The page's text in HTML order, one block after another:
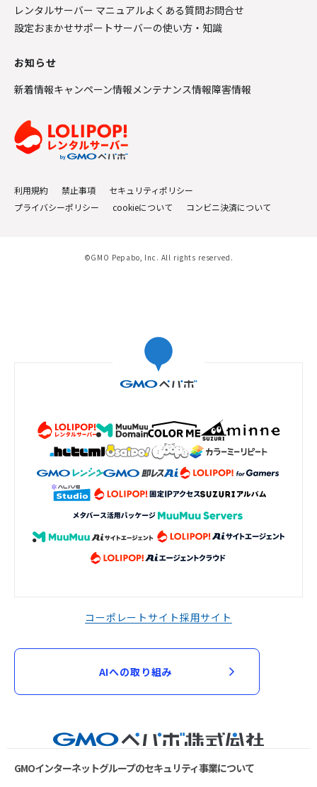
レンタルサーバー マニュアルよくある質問お問合せ
設定おまかせサポートサーバーの使い方・知識
お知らせ
新着情報キャンペーン情報メンテナンス情報障害情報
利用規約 禁止事項
セキュリティポリシー
プライバシーポリシー
cookieについて コンビニ決済について
©GMO Pepabo, Inc. All rights reserved.
コーポレートサイト採用サイト
AIへの取り組み
GMOインターネットグループのセキュリティ事業について